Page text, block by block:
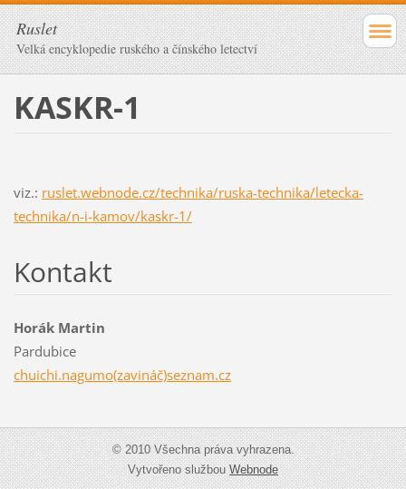
Ruslet
Velká encyklopedie ruského a čínského letectví
KASKR-1
viz.: ruslet.webnode.cz/technika/ruska-technika/letecka-
technika/n-i-kamov/kaskr-1/
Kontakt
Horák Martin
Pardubice
chuichi.nagumo(zavináč)seznam.cz
© 2010 Všechna práva vyhrazena.
Vytvořeno službouWebnode